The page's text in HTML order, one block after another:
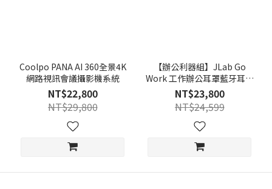
Coolpo PANA AI 360全景4K
網路視訊會議攝影機系統
NT$22,800
NT$29,800
【辦公利器組】JLab Go
Work 工作辦公耳罩藍牙耳機
+ Coolpo PANA AI 360全景
4K網路視訊會議攝影機系統
NT$23,800
NT$24,599